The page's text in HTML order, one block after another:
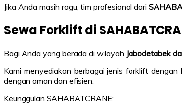
Jika Anda masih ragu, tim profesional dari
Sewa Forklift di
Bagi Anda yang berada di wilayah Jabodetabek
Kami menyediakan berbagai jenis forklift dengan
dengan aman dan efisien.
Keunggulan SAHABATCRANE: